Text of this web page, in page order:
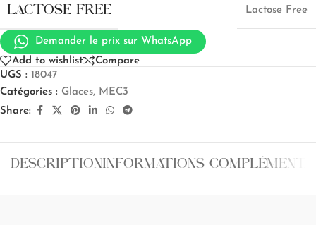
LACTOSE FREE Lactose Free
Demander le prix sur WhatsApp
Add to wishlist
Compare
UGS : 18047
Catégories : Glaces, MEC3
Share:
DESCRIPTIONINFORMATIONS